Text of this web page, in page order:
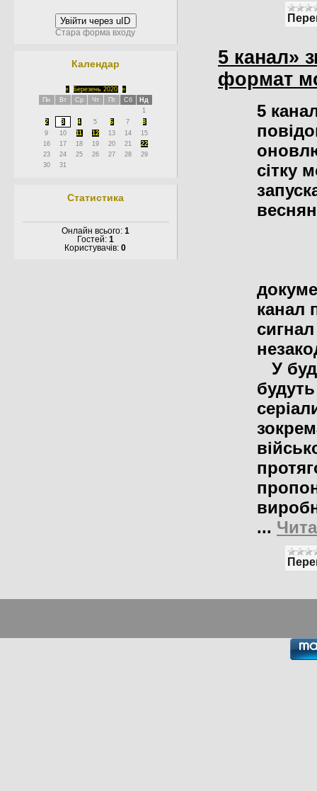
Увійти через uID
Стара форма входу
Календар
« Березень 2020
»
Пн
Вт Ср Чт Пт Сб
Нд
1
2
3 4 5 6 7
8
9
10 11 12 13 14
15
16
17 18 19 20 21
22
23
24 25 26 27 28
29
30
31
Статистика
Онлайн всього: 1
Гостей: 1
Користувачів:0
5 канал»
формат
5
сітку
канал
У
...